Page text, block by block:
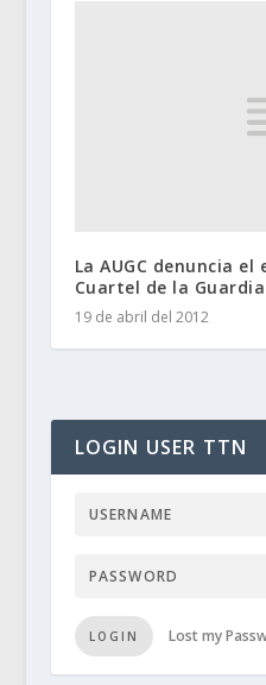
La AUGC denuncia
Cuartel de la
19 de abril del 2012
LOGIN USER TTN
LOGIN Lost my